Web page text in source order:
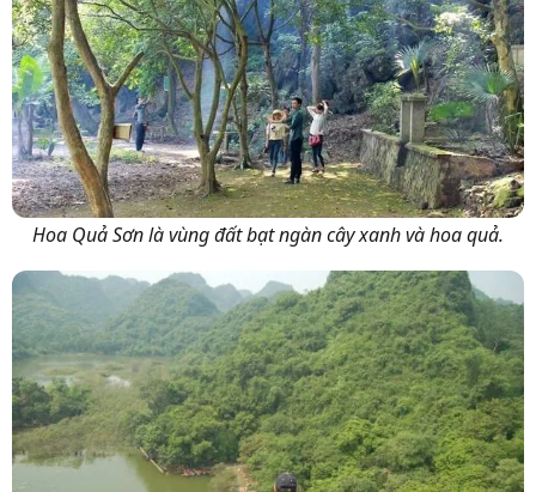
Hoa Quả Sơn là vùng đất bạt ngàn cây xanh và hoa quả.